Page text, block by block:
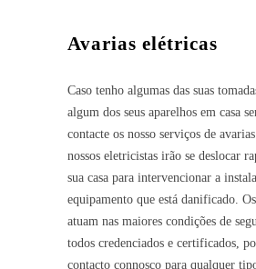
Avarias elétricas
Caso tenho algumas das suas
algum dos seus aparelhos em casa
contacte os nosso serviços de
nossos eletricistas irão se deslocar
sua casa para intervencionar a
equipamento que está danificado.
atuam nas maiores condições de
todos credenciados e certificados,
contacto connosco para qualquer